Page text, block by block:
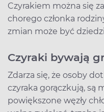
Czyrakiem można się
chorego członka
zmian może być
Czyraki bywają
Zdarza się, że osoby
czyraka gorączkują, są
powiększone węzły